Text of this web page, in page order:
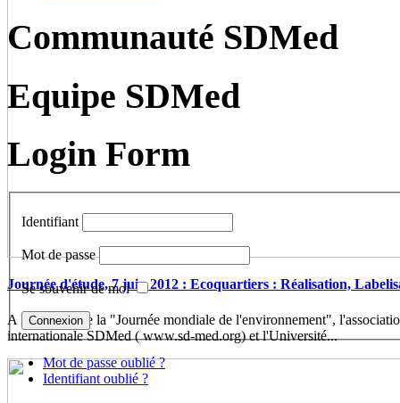
Journée d'étude, 7 juin 2012 : Ecoquartiers : Réalisation,
A l'occasion de la "Journée mondiale de l'environnement",
internationale SDMed ( www.sd-med.org) et l'Université...
Communauté SDMed
Equipe SDMed
Login Form
Identifiant
Mot de passe
Se souvenir de moi
Mot de passe oublié ?
Identifiant oublié ?